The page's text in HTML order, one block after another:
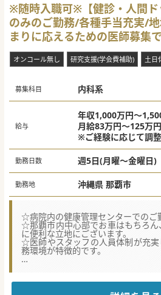
※随時入職可※【健診・人間ド
のみのご勤務/各種手当充実/
まりに応えるための医師募集で
オンコール無し 研究支援(学会費補助) 土日
募集科目 内科系
給与
年収1,000万円～
月給83万円～125万円
※ご経験に応じて調整
勤務日数 週5日(月曜～金曜日)
勤務地 沖縄県 那覇市
☆病院内の健康管理センターでのご
☆那覇市内中心部でお車はもちろ
に便利な立地にございます。
☆医師やスタッフの人員体制が充
務環境が特徴的です。
募集を行っております。